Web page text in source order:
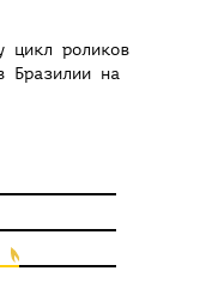
цикл роликов
Бразилии на